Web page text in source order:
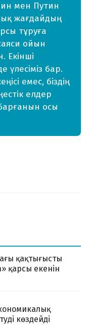
мен Путин
жағдайдың
тұруға
ойын
Екінші
үлесіміз бар.
емес, біздің
елдер
осы
қақтығысты
қарсы екенін
көздейді